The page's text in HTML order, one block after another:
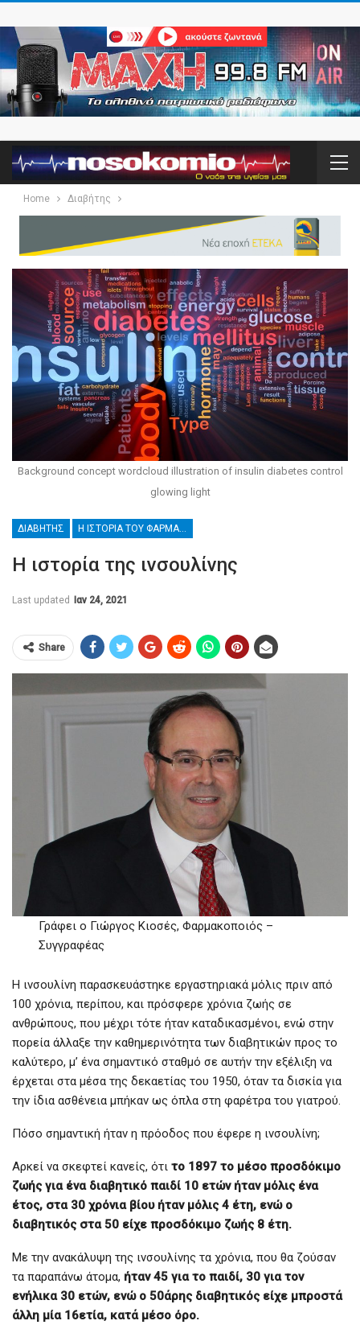
Home Διαβήτης
Background concept wordcloud illustration of insulin diabetes control
glowing light
ΔΙΑΒΉΤΗΣ Η ΙΣΤΟΡΊΑ ΤΟΥ ΦΑΡΜΆΚΟΥ ΚΑΙ ΙΣΤΟΡΊΕΣ ΤΩΝ ΦΑΡΜΑΚΕΊΩΝ
Η ιστορία της ινσουλίνης
Last updated Ιαν 24, 2021
Share
Γράφει ο Γιώργος Κιοσές, Φαρμακοποιός –
Συγγραφέας
Η ινσουλίνη παρασκευάστηκε εργαστηριακά μόλις πριν από
100 χρόνια, περίπου, και πρόσφερε χρόνια ζωής σε
ανθρώπους, που μέχρι τότε ήταν καταδικασμένοι, ενώ στην
πορεία άλλαξε την καθημερινότητα των διαβητικών προς το
καλύτερο, μ’ ένα σημαντικό σταθμό σε αυτήν την εξέλιξη να
έρχεται στα μέσα της δεκαετίας του 1950, όταν τα δισκία για
την ίδια ασθένεια μπήκαν ως όπλα στη φαρέτρα του γιατρού.
Πόσο σημαντική ήταν η πρόοδος που έφερε η ινσουλίνη;
Αρκεί να σκεφτεί κανείς, ότι το 1897 το μέσο προσδόκιμο
ζωής για ένα διαβητικό παιδί 10 ετών ήταν μόλις ένα
έτος, στα 30 χρόνια βίου ήταν μόλις 4 έτη, ενώ ο
διαβητικός στα 50 είχε προσδόκιμο ζωής 8 έτη.
Με την ανακάλυψη της ινσουλίνης τα χρόνια, που θα ζούσαν
τα παραπάνω άτομα, ήταν 45 για το παιδί, 30 για τον
ενήλικα 30 ετών, ενώ ο 50άρης διαβητικός είχε μπροστά
άλλη μία 16ετία, κατά μέσο όρο.